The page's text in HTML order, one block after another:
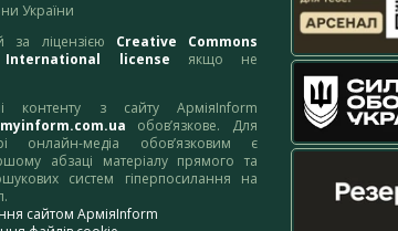
України
за ліцензією Creative Commons
license якщо не
контенту з сайту АрміяInform
обов’язкове. Для
онлайн-медіа обов’язковим є
абзаці матеріалу прямого та
систем гіперпосилання на
сайтом АрміяInform